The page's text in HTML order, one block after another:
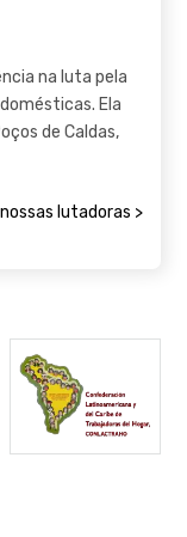
na luta pela
Ela
de Caldas,
lutadoras >